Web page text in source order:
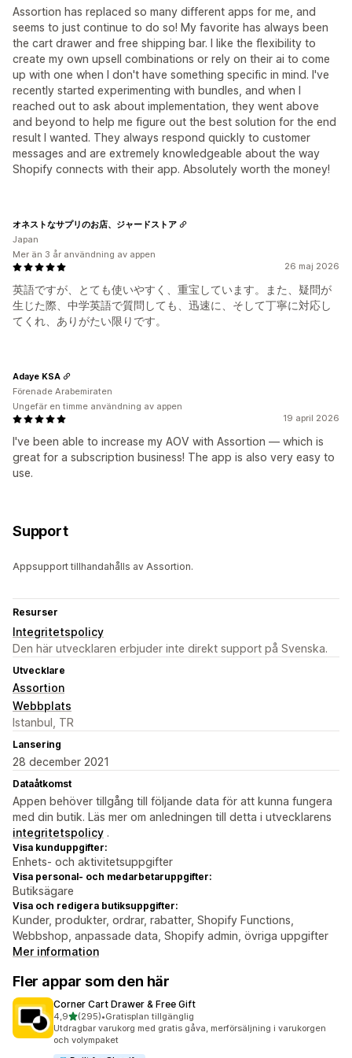
Assortion has replaced so many different apps for me, and
seems to just continue to do so! My favorite has always been
the cart drawer and free shipping bar. I like the flexibility to
create my own upsell combinations or rely on their ai to come
up with one when I don't have something specific in mind. I've
recently started experimenting with bundles, and when I
reached out to ask about implementation, they went above
and beyond to help me figure out the best solution for the end
result I wanted. They always respond quickly to customer
messages and are extremely knowledgeable about the way
Shopify connects with their app. Absolutely worth the money!
26 maj 2026
英語ですが、とても使いやすく、重宝しています。また、疑問が
生じた際、中学英語で質問しても、迅速に、そして丁寧に対応し
てくれ、ありがたい限りです。
オネストなサプリのお店、ジャードストア
Japan
Mer än 3 år användning av appen
19 april 2026
I've been able to increase my AOV with Assortion — which is
great for a subscription business! The app is also very easy to
use.
Adaye KSA
Förenade Arabemiraten
Ungefär en timme användning av appen
Support
Appsupport tillhandahålls av Assortion.
Resurser
Integritetspolicy
Den här utvecklaren erbjuder inte direkt support på Svenska.
Utvecklare
Assortion
Webbplats
Istanbul, TR
Lansering
28 december 2021
Dataåtkomst
Appen behöver tillgång till följande data för att kunna fungera
med din butik. Läs mer om anledningen till detta i utvecklarens
integritetspolicy .
Visa kunduppgifter:
Enhets- och aktivitetsuppgifter
Visa personal- och medarbetaruppgifter:
Butiksägare
Visa och redigera butiksuppgifter:
Kunder, produkter, ordrar, rabatter, Shopify Functions,
Webbshop, anpassade data, Shopify admin, övriga uppgifter
Mer information
Fler appar som den här
Corner Cart Drawer & Free Gift
4,9av 5 stjärnor
(295)
295 recensioner totalt
•Gratisplan tillgänglig
Utdragbar varukorg med gratis gåva, merförsäljning i varukorgen
och volympaket